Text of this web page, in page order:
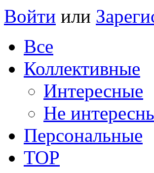
Войти или
Все
Коллективные
Интересные
Не
Персональные
TOP